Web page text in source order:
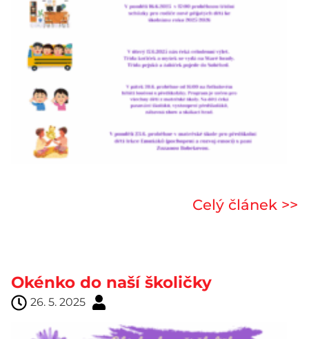
Celý článek >>
Okénko do naší školičky
26. 5. 2025